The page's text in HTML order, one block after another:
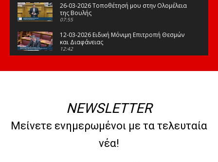
26-03-2026 Τοποθέτησή μου στην Ολομέλεια
της Βουλής
07:55
12-03-2026 Ειδική Μόνιμη Επιτροπή Θεσμών
και Διαφάνειας
12:42
της Βουλής
08:47
10-02-2026 Διαρκής Επιτροπή Μορφωτικών
Υποθέσεων
NEWSLETTER
Μείνετε ενημερωμένοι με τα τελευταία
νέα!